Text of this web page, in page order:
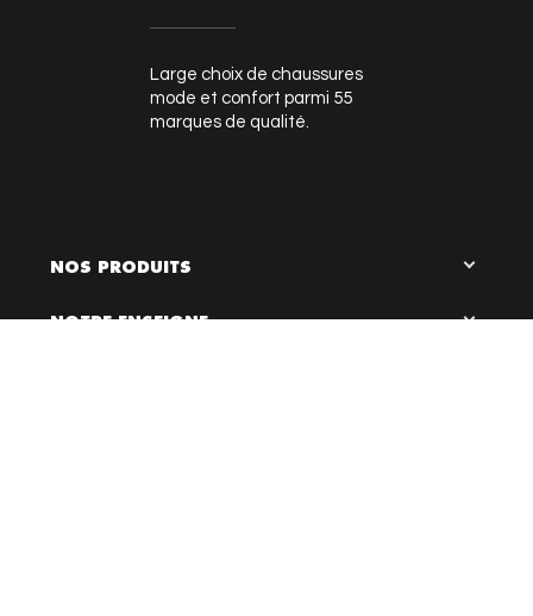
Large choix de chaussures
mode et confort parmi 55
marques de qualité.
NOS PRODUITS
NOTRE ENSEIGNE